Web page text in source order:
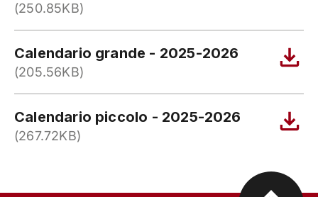
(250.85KB)
Calendario grande - 2025-2026
(205.56KB)
Calendario piccolo - 2025-2026
(267.72KB)